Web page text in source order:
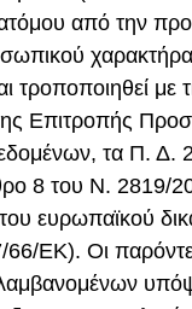
από την
τροποποιηθεί με
Επιτροπής
τα Π. Δ.
8 του Ν. 2819/
ευρωπαϊκού
ΕΚ). Οι